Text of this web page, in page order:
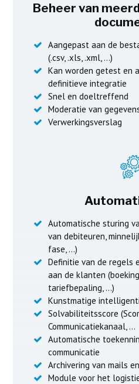
Beheer van
Aangepast aan de
(.csv, .xls, .xml, …)
Kan worden getest en
definitieve integratie
Snel en doeltreffend
Moderatie van
Verwerkingsverslag
Automatische sturing
van debiteuren,
fase, …)
Definitie van de regels
aan de klanten
tariefbepaling, …)
Kunstmatige
Solvabiliteitsscore
Communicatiekanaal, …
Automatische
communicatie
Archivering van mails
Module voor het